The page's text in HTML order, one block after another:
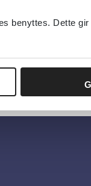
benyttes. Dette